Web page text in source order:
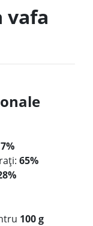
vafa
7%
65%
100 g